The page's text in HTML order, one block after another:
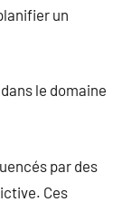
un
le domaine
par des
Ces